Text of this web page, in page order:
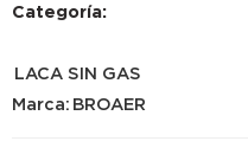
Categoría:
LACA SIN GAS
Marca: BROAER